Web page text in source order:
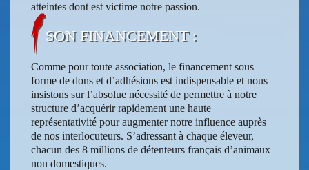
atteintes dont est victime notre passion.
SON FINANCEMENT :
Comme pour toute association, le financement sous
forme de dons et d’adhésions est indispensable et nous
insistons sur l’absolue nécessité de permettre à notre
structure d’acquérir rapidement une haute
représentativité pour augmenter notre influence auprès
de nos interlocuteurs. S’adressant à chaque éleveur,
chacun des 8 millions de détenteurs français d’animaux
non domestiques.